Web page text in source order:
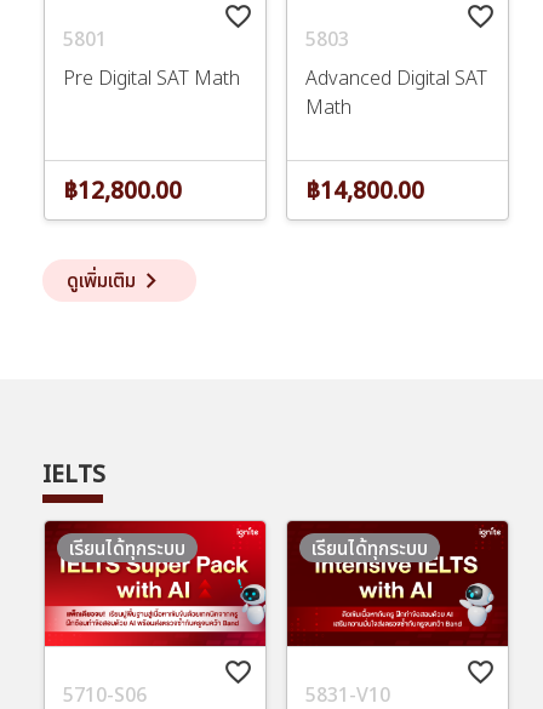
ดูเพิ่มเติม keyboard_arrow_right
favorite_border
5801
Pre Digital SAT Math
฿12,800.00
favorite_border
5803
Advanced Digital SAT
Math
฿14,800.00
IELTS
favorite_border
5710-S06
เรียนได้ทุกระบบ
favorite_border
5831-V10
เรียนได้ทุกระบบ